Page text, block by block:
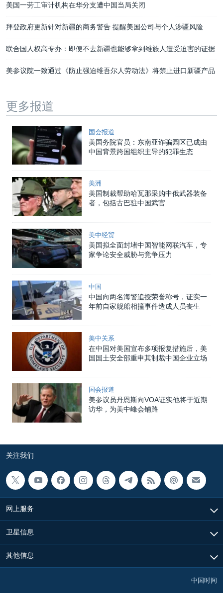
美国一劳工审计机构在华分支遭中国当局关闭
拜登政府更新针对新疆的商务警告 提醒美国公司与个人涉疆风险
联合国人权高专办：即便不去新疆也能够拿到维族人遭受迫害的证据
美参议院一致通过《防止强迫维吾尔人劳动法》将禁止进口新疆产品
更多报道
国会报道
美国务院官员：东南亚诈骗园区已成由
中国背景跨国组织主导的犯罪生态
美洲
美国制裁帮助哈瓦那采购中俄武器装备
者，包括古巴驻中国武官
美中经贸
美国拟全面封堵中国智能网联汽车，专
家争论安全威胁与竞争压力
中国
中国向两名海警追授荣誉称号，证实一
年前自家舰船相撞事件造成人员丧生
美中关系
在中国对美国宣布多项报复措施后，美
国国土安全部重申其制裁中国企业立场
国会报道
美参议员丹恩斯向VOA证实他将于近期
访华，为美中峰会铺路
关注我们
网上服务
卫星信息
其他信息
中国时间